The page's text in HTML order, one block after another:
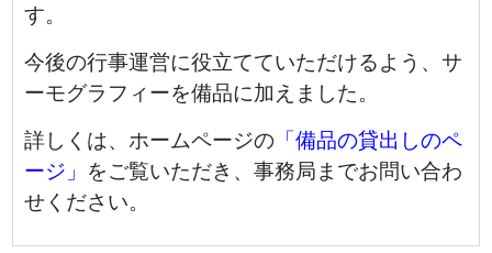
す。
今後の行事運営に役立てていただけるよう、サ
ーモグラフィーを備品に加えました。
詳しくは、ホームページの 「備品の貸出しのペ
ージ」 をご覧いただき、事務局までお問い合わ
せください。